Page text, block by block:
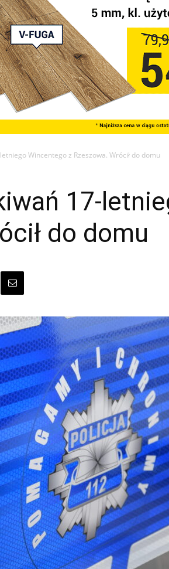
Wincentego z Rzeszowa. Wrócił do domu
17-
do domu